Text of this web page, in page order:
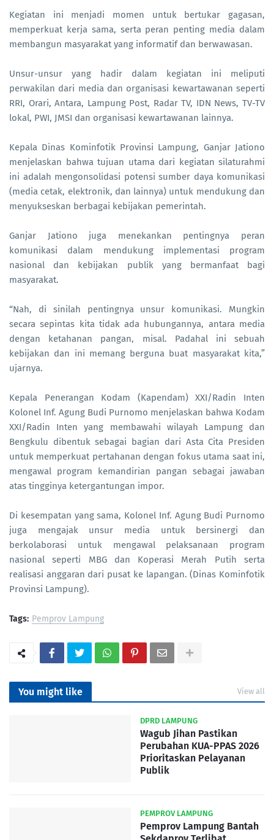
Kegiatan ini menjadi momen untuk bertukar gagasan,
memperkuat kerja sama, serta peran penting media dalam
membangun masyarakat yang informatif dan berwawasan.
Unsur-unsur yang hadir dalam kegiatan ini meliputi
perwakilan dari media dan organisasi kewartawanan seperti
RRI, Orari, Antara, Lampung Post, Radar TV, IDN News, TV-TV
lokal, PWI, JMSI dan organisasi kewartawanan lainnya.
Kepala Dinas Kominfotik Provinsi Lampung, Ganjar Jationo
menjelaskan bahwa tujuan utama dari kegiatan silaturahmi
ini adalah mengonsolidasi potensi sumber daya komunikasi
(media cetak, elektronik, dan lainnya) untuk mendukung dan
menyukseskan berbagai kebijakan pemerintah.
Ganjar Jationo juga menekankan pentingnya peran
komunikasi dalam mendukung implementasi program
nasional dan kebijakan publik yang bermanfaat bagi
masyarakat.
“Nah, di sinilah pentingnya unsur komunikasi. Mungkin
secara sepintas kita tidak ada hubungannya, antara media
dengan ketahanan pangan, misal. Padahal ini sebuah
kebijakan dan ini memang berguna buat masyarakat kita,”
ujarnya.
Kepala Penerangan Kodam (Kapendam) XXI/Radin Inten
Kolonel Inf. Agung Budi Purnomo menjelaskan bahwa Kodam
XXI/Radin Inten yang membawahi wilayah Lampung dan
Bengkulu dibentuk sebagai bagian dari Asta Cita Presiden
untuk memperkuat pertahanan dengan fokus utama saat ini,
mengawal program kemandirian pangan sebagai jawaban
atas tingginya ketergantungan impor.
Di kesempatan yang sama, Kolonel Inf. Agung Budi Purnomo
juga mengajak unsur media untuk bersinergi dan
berkolaborasi untuk mengawal pelaksanaan program
nasional seperti MBG dan Koperasi Merah Putih serta
realisasi anggaran dari pusat ke lapangan. (Dinas Kominfotik
Provinsi Lampung).
Tags: Pemprov Lampung
You might like View all
DPRD LAMPUNG
Wagub Jihan Pastikan
Perubahan KUA-PPAS 2026
Prioritaskan Pelayanan
Publik
PEMPROV LAMPUNG
Pemprov Lampung Bantah